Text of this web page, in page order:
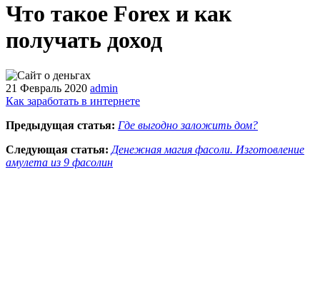
Что такое Forex и как
получать доход
21 Февраль 2020 admin
Как заработать в интернете
Предыдущая статья: Где выгодно заложить дом?
Следующая статья: Денежная магия фасоли. Изготовление
амулета из 9 фасолин